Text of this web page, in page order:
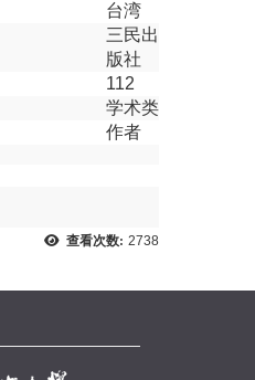
台湾
三民出
版社
112
学术类
作者
查看次数: 2738